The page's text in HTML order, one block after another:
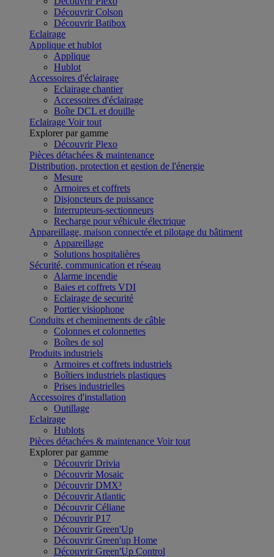
Découvrir Colson
Découvrir Batibox
Eclairage
Applique et hublot
Applique
Hublot
Accessoires d'éclairage
Eclairage chantier
Accessoires d'éclairage
Boîte DCL et douille
Eclairage Voir tout
Explorer par gamme
Découvrir Plexo
Pièces détachées & maintenance
Distribution, protection et gestion de l'énergie
Mesure
Armoires et coffrets
Disjoncteurs de puissance
Interrupteurs-sectionneurs
Recharge pour véhicule électrique
Appareillage, maison connectée et pilotage du bâtiment
Appareillage
Solutions hospitalières
Sécurité, communication et réseau
Alarme incendie
Baies et coffrets VDI
Eclairage de securité
Portier visiophone
Conduits et cheminements de câble
Colonnes et colonnettes
Boîtes de sol
Produits industriels
Armoires et coffrets industriels
Boîtiers industriels plastiques
Prises industrielles
Accessoires d'installation
Outillage
Eclairage
Hublots
Pièces détachées & maintenance Voir tout
Explorer par gamme
Découvrir Drivia
Découvrir Mosaic
Découvrir DMX³
Découvrir Atlantic
Découvrir Céliane
Découvrir P17
Découvrir Green'Up
Découvrir Green'up Home
Découvrir Green'Up Control